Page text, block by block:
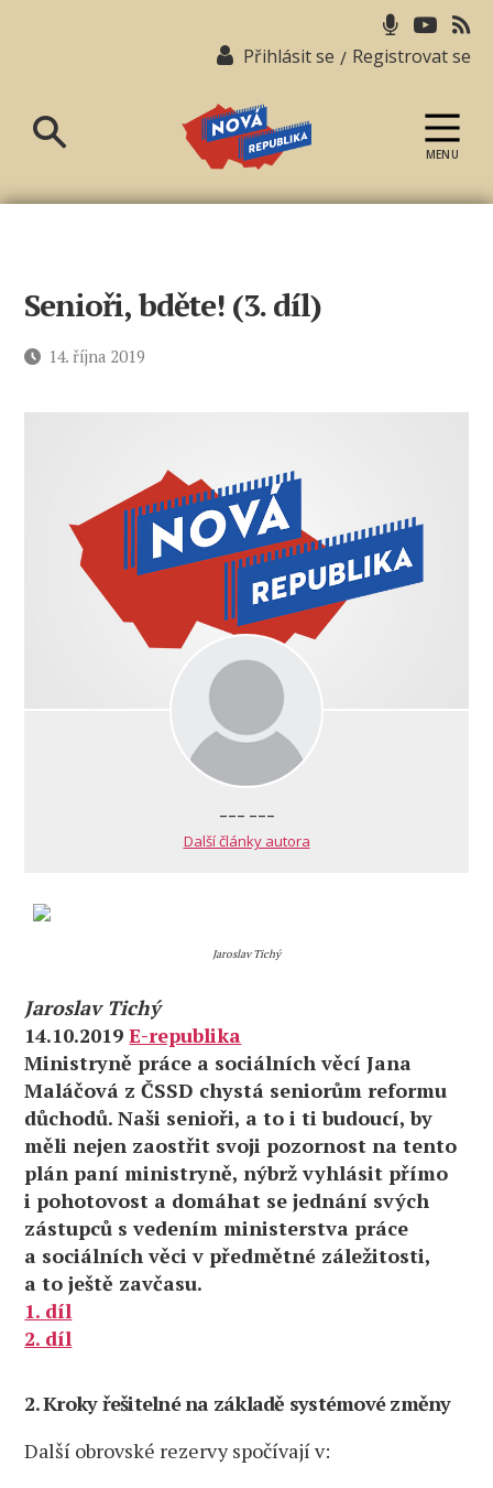
Přihlásit se / Registrovat se
republika
MENU
Senioři, bděte! (3. díl)
Datum14. října 2019
--- ---
Další články autora
Jaroslav Tichý
Jaroslav Tichý
14.10.2019E-republika
Ministryně práce a sociálních věcí Jana
Maláčová z ČSSD chystá seniorům reformu
důchodů. Naši senioři, a to i ti budoucí, by
měli nejen zaostřit svoji pozornost na tento
plán paní ministryně, nýbrž vyhlásit přímo
i pohotovost a domáhat se jednání svých
zástupců s vedením ministerstva práce
a sociálních věci v předmětné záležitosti,
a to ještě zavčasu.
1. díl
2. díl
2. Kroky řešitelné na základě systémové změny
Další obrovské rezervy spočívají v: